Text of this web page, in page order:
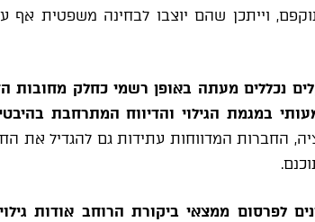
תוקפם, וייתכן שהם יוצבו לבחינה משפטית
נכללים מעתה באופן רשמי כחלק מחובות
במגמת הגילוי והדיווח המתרחבת
החברות המדווחות עתידות גם להגדיל את
לפרסום ממצאי ביקורת הרוחב אודות